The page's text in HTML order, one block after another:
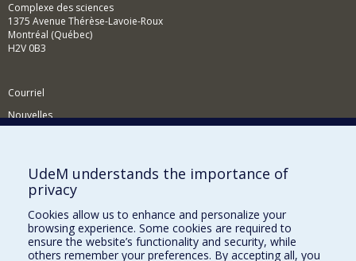
Complexe des sciences
1375 Avenue Thérèse-Lavoie-Roux
Montréal (Québec)
H2V 0B3
Courriel
Nouvelles
Comment soutenir le Département?
BESOIN D'AIDE?
Plan du site
Signaler une erreur
UdeM understands the importance of
privacy
Cookies allow us to enhance and personalize your
browsing experience. Some cookies are required to
ensure the website’s functionality and security, while
others remember your preferences. By accepting all, you